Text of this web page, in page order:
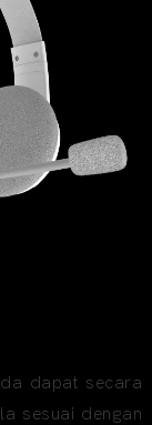
dapat secara
sesuai dengan